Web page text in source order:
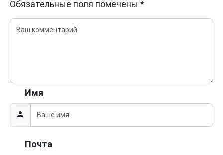
Обязательные поля помечены *
Имя
Почта